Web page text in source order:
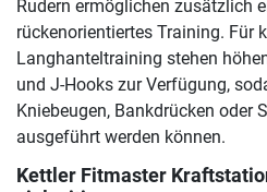
Rudern ermöglichen zusätzlich
rückenorientiertes Training. Für
Langhanteltraining stehen
und J-Hooks zur Verfügung,
Kniebeugen, Bankdrücken oder
ausgeführt werden können.
Kettler Fitmaster